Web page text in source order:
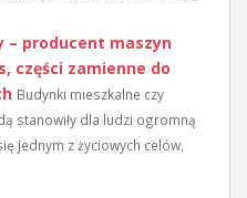
– producent maszyn
części zamienne do
Budynki mieszkalne czy
stanowiły dla ludzi ogromną
jednym z życiowych celów,